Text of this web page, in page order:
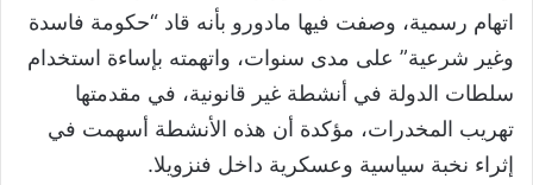
اتهام رسمية، وصفت فيها مادورو بأنه قاد “حكومة فاسدة
وغير شرعية” على مدى سنوات، واتهمته بإساءة استخدام
سلطات الدولة في أنشطة غير قانونية، في مقدمتها
تهريب المخدرات، مؤكدة أن هذه الأنشطة أسهمت في
إثراء نخبة سياسية وعسكرية داخل فنزويلا.